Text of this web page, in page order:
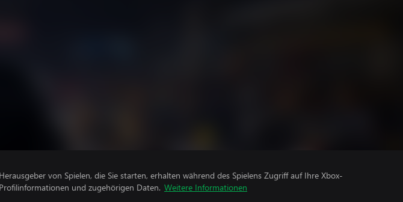
Herausgeber von Spielen, die Sie starten, erhalten während des Spielens Zugriff auf Ihre Xbox-
Profilinformationen und zugehörigen Daten. Weitere Informationen